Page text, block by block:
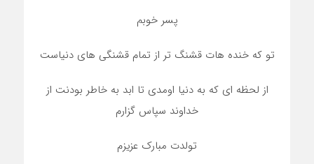
پسر خوبم
تو که خنده هات قشنگ تر از تمام قشنگی های دنیاست
از لحظه ای که به دنیا اومدی تا ابد به خاطر بودنت از
خداوند سپاس گزارم
تولدت مبارک عزیزم